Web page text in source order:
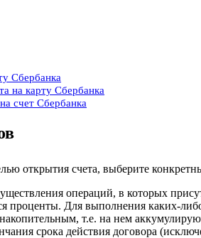
Сбербанка
на карту Сбербанка
счет Сбербанка
открытия счета, выберите
операций, в которых
проценты. Для выполнения каких-
т.е. на нем
срока действия договора